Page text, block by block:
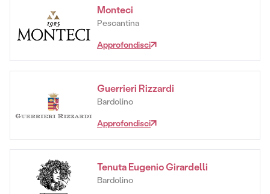
Monteci
Pescantina
Approfondisci
Guerrieri Rizzardi
Bardolino
Approfondisci
Tenuta Eugenio Girardelli
Bardolino